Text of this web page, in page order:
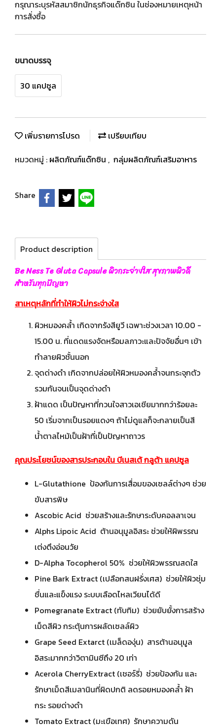
กรุณาระบุรหัสสมาชิกนักธุรกิจแด๊กซิน ในช่องหมายเหตุหน้า
การสั่งซื้อ
ขนาดบรรจุ
30 แคปซูล
เพิ่มรายการโปรด
เปรียบเทียบ
หมวดหมู่ : ผลิตภัณฑ์แด๊กซิน , กลุ่มผลิตภัณฑ์เสริมอาหาร
Share
Product description
Be Ness Te Gluta Capsule ผิวกระจ่างใส สุขภาพผิวดี
สำหรับทุกปัญหา
สาเหตุหลักที่ทำให้ผิวไม่กระจ่างใส
ผิวหมองคล้ำ เกิดจากรังสียูวี เฉพาะช่วงเวลา 10.00 -
15.00 น. ที่แดดแรงจัดหรือมลภาวะและปัจจัยอื่นๆ เข้า
ทำลายผิวชั้นนอก
จุดด่างดำ เกิดจากปล่อยให้ผิวหมองคล้ำจนกระจุกตัว
รวมกันจนเป็นจุดด่างดำ
ฝ้าแดด เป็นปัญหาที่กวนใจสาวเอเชียมากกว่าร้อยละ
50 เริ่มจากเป็นรอยแดงๆ ถ้าไม่ดูแลก็จะกลายเป็นสี
น้ำตาลไหม้เป็นฝ้าที่เป็นปัญหาถาวร
คุณประโยชน์ของสารประกอบใน บีเนสเต้ กลูต้า แคปซูล
L-Glutathione ป้องกันการเสื่อมของเซลล์ต่างๆ ช่วย
ขับสารพิษ
Ascobic Acid ช่วยสร้างและรักษาระดับคอลลาเจน
Alphs Lipoic Acid ต้านอนุมูลอิสระ ช่วยให้ผิพรรณ
เต่งตึงอ่อนวัย
D-Alpha Tocopherol 50% ช่วยให้ผิวพรรณสดใส
Pine Bark Extract (เปลือกสนฝรั่งเศส) ช่วยให้ผิวชุ่ม
ชื่นและแข็งแรง ระบบเลือดไหลเวียนได้ดี
Pomegranate Extract (ทับทิม) ช่วยยับยั้งการสร้าง
เม็ดสีผิว กระตุ้นการผลัดเซลล์ผิว
Grape Seed Extarct (เมล็ดองุ่น) สารต้านอนุมูล
อิสระมากกว่าวิตามินซีถึง 20 เท่า
Acerola CherryExtract (เชอร์รี่) ช่วยป้องกัน และ
รักษาเม็ดสีเมลานินที่ผิดปกติ ลดรอยหมองคล้ำ ฝ้า
กระ รอยด่างดำ
Tomato Extract (มะเขือเทศ) รักษาความดัน